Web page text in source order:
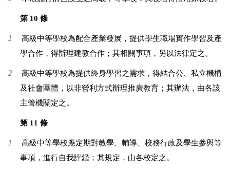
第 10 條
1 高級中等學校為配合產業發展，提供學生職場實作學習及產
學合作，得辦理建教合作；其相關事項，另以法律定之。
2 高級中等學校為提供終身學習之需求，得結合公、私立機構
及社會團體，以非營利方式辦理推廣教育；其辦法，由各該
主管機關定之。
第 11 條
1 高級中等學校應定期對教學、輔導、校務行政及學生參與等
事項，進行自我評鑑；其規定，由各校定之。